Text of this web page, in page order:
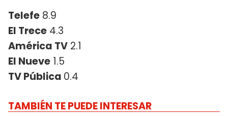
Telefe 8.9
El Trece 4.3
América TV 2.1
El Nueve 1.5
TV Pública 0.4
TAMBIÉN TE PUEDE INTERESAR